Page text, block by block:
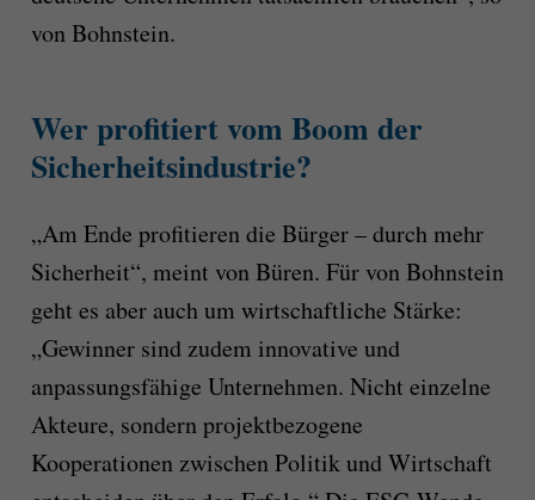
von Bohnstein.
Wer profitiert vom Boom der
Sicherheitsindustrie?
„Am Ende profitieren die Bürger – durch mehr
Sicherheit“, meint von Büren. Für von Bohnstein
geht es aber auch um wirtschaftliche Stärke:
„Gewinner sind zudem innovative und
anpassungsfähige Unternehmen. Nicht einzelne
Akteure, sondern projektbezogene
Kooperationen zwischen Politik und Wirtschaft